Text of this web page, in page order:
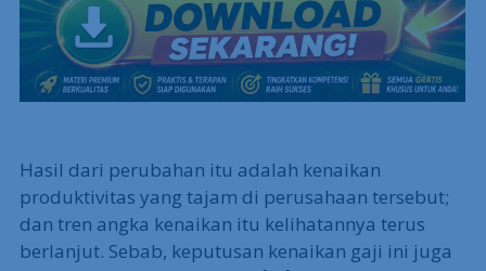
Hasil dari perubahan itu adalah kenaikan
produktivitas yang tajam di perusahaan tersebut;
dan tren angka kenaikan itu kelihatannya terus
berlanjut. Sebab, keputusan kenaikan gaji ini juga